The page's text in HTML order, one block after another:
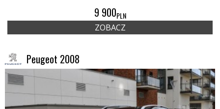
9 900PLN
ZOBACZ
Peugeot 2008